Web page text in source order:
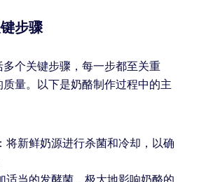
步骤
个关键步骤，每一步都至关重
量。以下是奶酪制作过程中的主
将新鲜奶源进行杀菌和冷却，以确